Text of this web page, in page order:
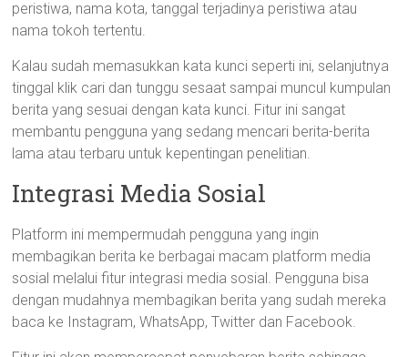
peristiwa, nama kota, tanggal terjadinya peristiwa atau
nama tokoh tertentu.
Kalau sudah memasukkan kata kunci seperti ini, selanjutnya
tinggal klik cari dan tunggu sesaat sampai muncul kumpulan
berita yang sesuai dengan kata kunci. Fitur ini sangat
membantu pengguna yang sedang mencari berita-berita
lama atau terbaru untuk kepentingan penelitian.
Integrasi Media Sosial
Platform ini mempermudah pengguna yang ingin
membagikan berita ke berbagai macam platform media
sosial melalui fitur integrasi media sosial. Pengguna bisa
dengan mudahnya membagikan berita yang sudah mereka
baca ke Instagram, WhatsApp, Twitter dan Facebook.